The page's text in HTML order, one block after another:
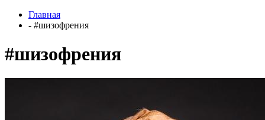
Главная
- #шизофрения
#шизофрения